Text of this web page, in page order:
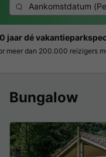
Aankomstdatum (
Boek
Duidelijke prijzen,
Bungalow